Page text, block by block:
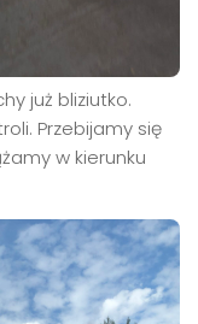
już bliziutko.
Przebijamy się
w kierunku